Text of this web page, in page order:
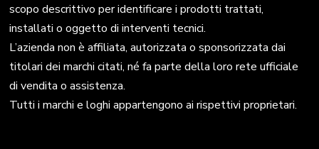
scopo descrittivo per identificare i prodotti trattati,
installati o oggetto di interventi tecnici.
L’azienda non è affiliata, autorizzata o sponsorizzata dai
titolari dei marchi citati, né fa parte della loro rete ufficiale
di vendita o assistenza.
Tutti i marchi e loghi appartengono ai rispettivi proprietari.